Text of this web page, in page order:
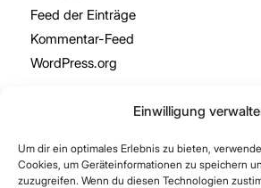
Einwilligung
Um dir ein optimales Erlebnis zu bieten,
Cookies, um Geräteinformationen zu speichern
zuzugreifen. Wenn du diesen Technologien
Feed der Einträge
Kommentar-Feed
WordPress.org
Datenschutzerklärung Cookie-